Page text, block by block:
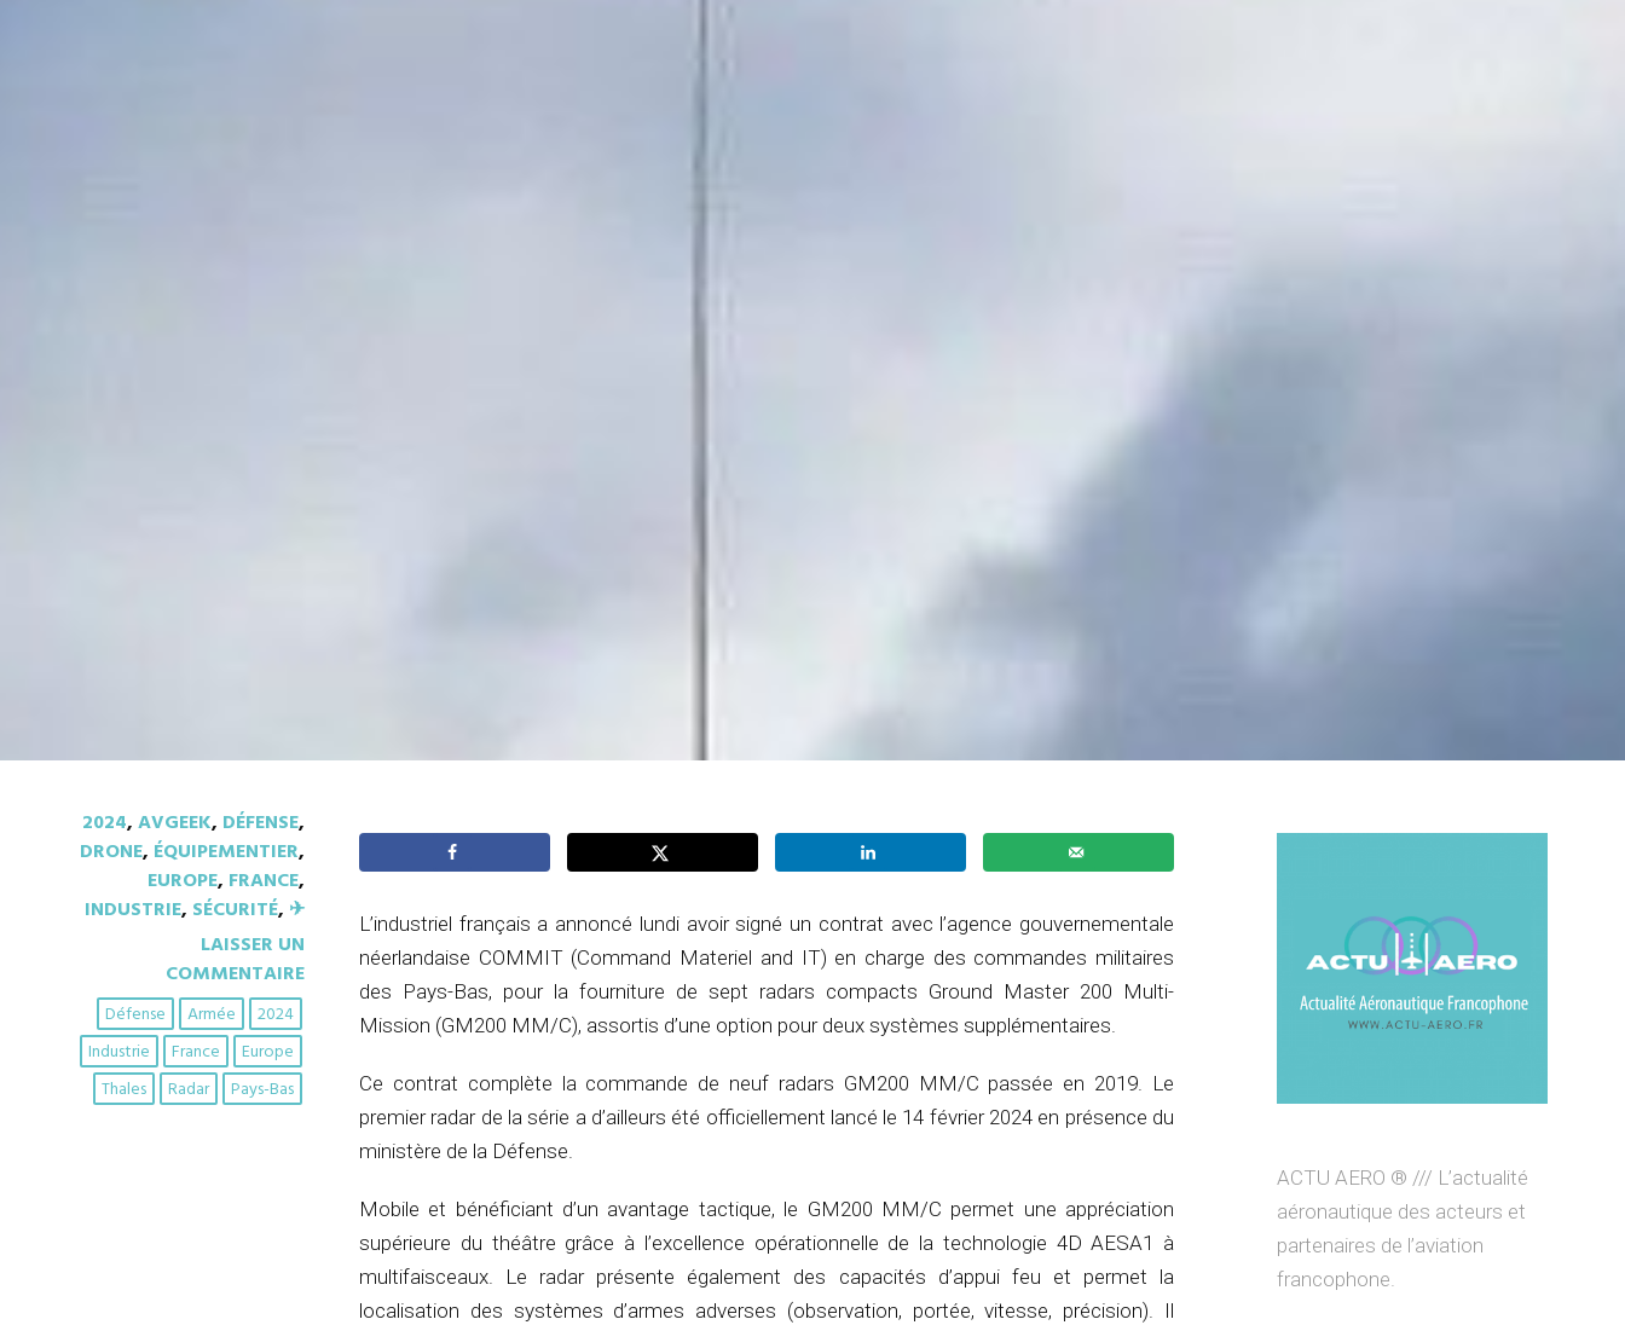
2024,AVGEEK, DÉFENSE,
DRONE, ÉQUIPEMENTIER,
EUROPE, FRANCE,
INDUSTRIE, SÉCURITÉ, ✈︎
LAISSER UN
COMMENTAIRE
2024
Armée
Défense
Europe
France
Industrie
Pays-Bas
Radar
Thales
L’industriel français a annoncé lundi avoir signé un contrat avec l’agence gouvernementale
néerlandaise COMMIT (Command Materiel and IT) en charge des commandes militaires
des Pays-Bas, pour la fourniture de sept radars compacts Ground Master 200 Multi-
Mission (GM200 MM/C), assortis d’une option pour deux systèmes supplémentaires.
Ce contrat complète la commande de neuf radars GM200 MM/C passée en 2019. Le
premier radar de la série a d’ailleurs été officiellement lancé le 14 février 2024 en présence du
ministère de la Défense.
Mobile et bénéficiant d’un avantage tactique, le GM200 MM/C permet une appréciation
supérieure du théâtre grâce à l’excellence opérationnelle de la technologie 4D AESA1 à
multifaisceaux. Le radar présente également des capacités d’appui feu et permet la
localisation des systèmes d’armes adverses (observation, portée, vitesse, précision). Il
ACTU AERO ® /// L’actualité
aéronautique des acteurs et
partenaires de l’aviation
francophone.